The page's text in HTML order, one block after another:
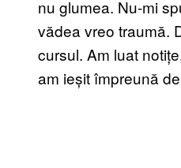
nu glumea. Nu-mi
vădea vreo traumă.
cursul. Am luat
am ieșit împreună